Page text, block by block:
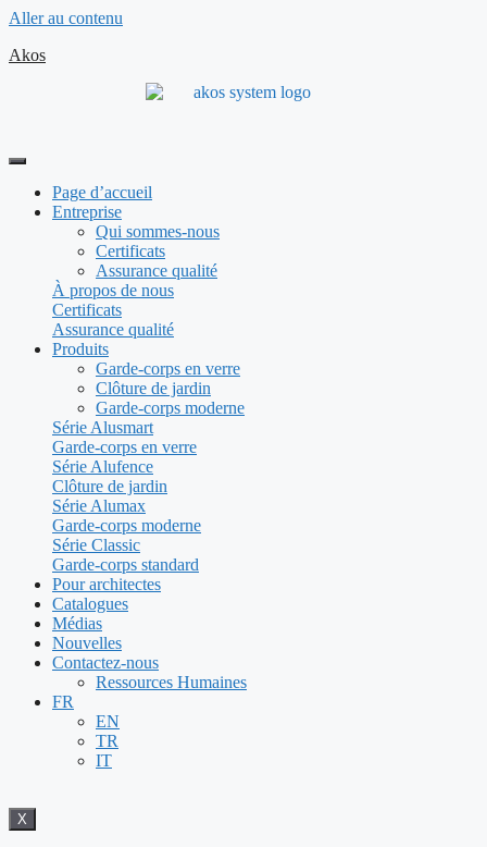
Aller au contenu
Akos
Page d’accueil
Entreprise
Qui sommes-nous
Certificats
Assurance qualité
À propos de nous
Certificats
Assurance qualité
Produits
Garde-corps en verre
Clôture de jardin
Garde-corps moderne
Série Alusmart
Garde-corps en verre
Série Alufence
Clôture de jardin
Série Alumax
Garde-corps moderne
Série Classic
Garde-corps standard
Pour architectes
Catalogues
Médias
Nouvelles
Contactez-nous
Ressources Humaines
FR
EN
TR
IT
X